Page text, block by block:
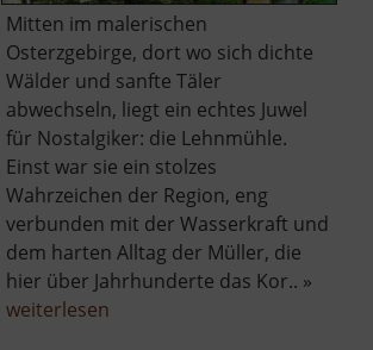
Mitten im malerischen
Osterzgebirge, dort wo sich dichte
Wälder und sanfte Täler
abwechseln, liegt ein echtes Juwel
für Nostalgiker: die Lehnmühle.
Einst war sie ein stolzes
Wahrzeichen der Region, eng
verbunden mit der Wasserkraft und
dem harten Alltag der Müller, die
hier über Jahrhunderte das Kor.. »
weiterlesen